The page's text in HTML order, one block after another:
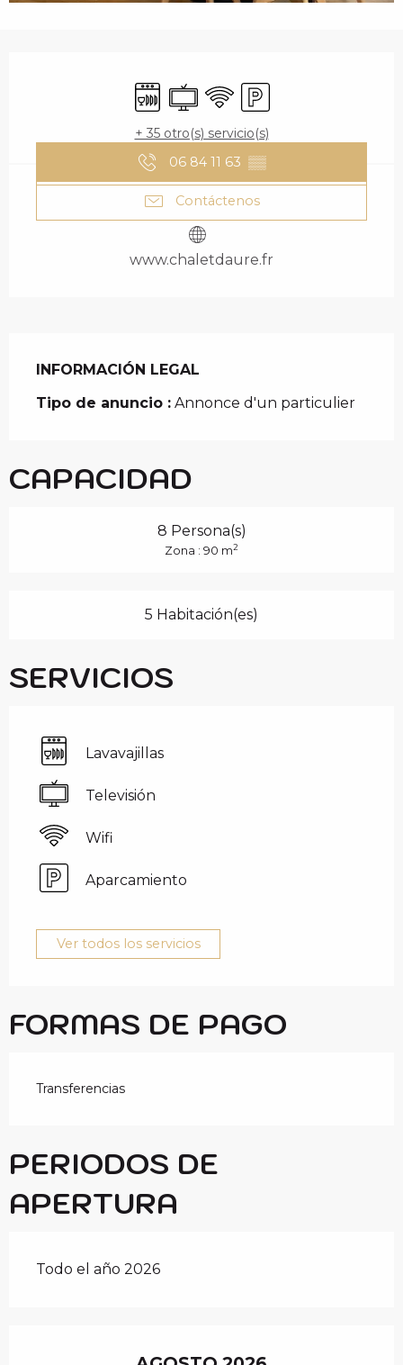
Lavavajillas
Televisión
Wifi Aparcamiento
+ 35 otro(s) servicio(s)
06 84 11 63 ▒▒
Contáctenos
www.chaletdaure.fr
INFORMACIÓN LEGAL
INFORMACIÓN LEGAL
Tipo de anuncio : Annonce d'un particulier
CAPACIDAD
8 Persona(s)
Zona : 90 m2
5 Habitación(es)
SERVICIOS
Lavavajillas
Televisión
Wifi
Aparcamiento
Ver todos los servicios
FORMAS DE PAGO
Transferencias
PERIODOS DE
APERTURA
Todo el año 2026